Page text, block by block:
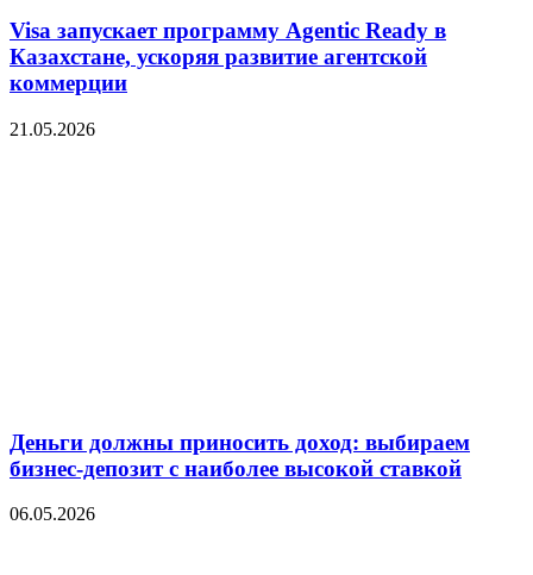
Visa запускает программу Agentic Ready в
Казахстане, ускоряя развитие агентской
коммерции
21.05.2026
Деньги должны приносить доход: выбираем
бизнес-депозит с наиболее высокой ставкой
06.05.2026